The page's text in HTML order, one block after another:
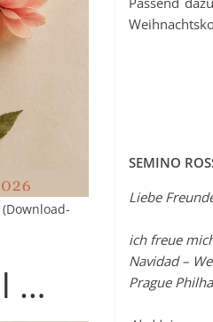
SEMINO
Liebe
ich freue
Navidad –
Prague
(Download-
…